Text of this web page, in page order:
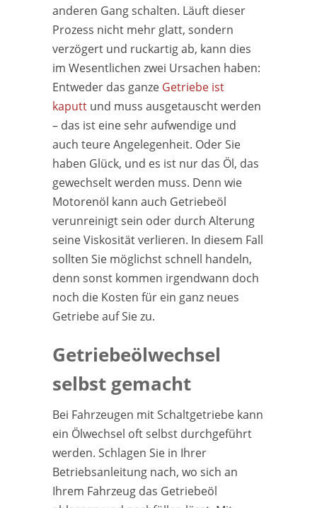
anderen Gang schalten. Läuft dieser
Prozess nicht mehr glatt, sondern
verzögert und ruckartig ab, kann dies
im Wesentlichen zwei Ursachen haben:
Entweder das ganze Getriebe ist
kaputt und muss ausgetauscht werden
– das ist eine sehr aufwendige und
auch teure Angelegenheit. Oder Sie
haben Glück, und es ist nur das Öl, das
gewechselt werden muss. Denn wie
Motorenöl kann auch Getriebeöl
verunreinigt sein oder durch Alterung
seine Viskosität verlieren. In diesem Fall
sollten Sie möglichst schnell handeln,
denn sonst kommen irgendwann doch
noch die Kosten für ein ganz neues
Getriebe auf Sie zu.
Getriebeölwechsel
selbst gemacht
Bei Fahrzeugen mit Schaltgetriebe kann
ein Ölwechsel oft selbst durchgeführt
werden. Schlagen Sie in Ihrer
Betriebsanleitung nach, wo sich an
Ihrem Fahrzeug das Getriebeöl